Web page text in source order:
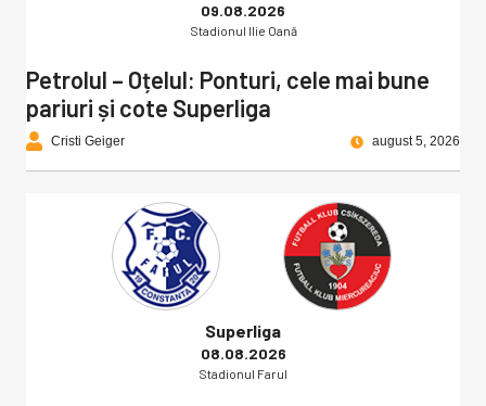
09.08.2026
Stadionul Ilie Oană
Petrolul – Oțelul: Ponturi, cele mai bune
pariuri și cote Superliga
Cristi Geiger august 5, 2026
Superliga
08.08.2026
Stadionul Farul